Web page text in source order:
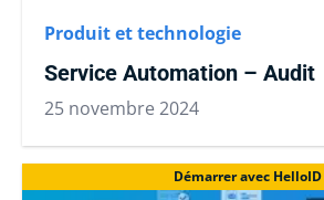
Produit et technologie
Service Automation – Audit
25 novembre 2024
Démarrer avec HelloID